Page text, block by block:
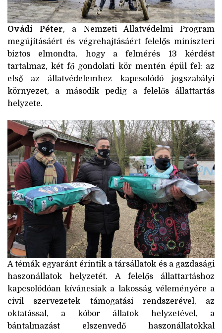
Ovádi Péter, a Nemzeti Állatvédelmi Program
megújításáért és végrehajtásáért felelős miniszteri
biztos elmondta, hogy a felmérés 13 kérdést
tartalmaz, két fő gondolati kör mentén épül fel: az
első az állatvédelemhez kapcsolódó jogszabályi
környezet, a második pedig a felelős állattartás
helyzete.
A témák egyaránt érintik a társállatok és a gazdasági
haszonállatok helyzetét. A felelős állattartáshoz
kapcsolódóan kíváncsiak a lakosság véleményére a
civil szervezetek támogatási rendszerével, az
oktatással, a kóbor állatok helyzetével, a
bántalmazást elszenvedő haszonállatokkal